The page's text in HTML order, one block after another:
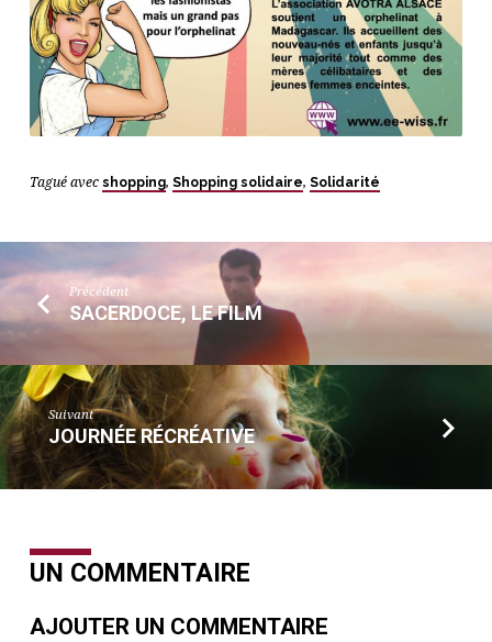
Tagué avec shopping, Shopping solidaire, Solidarité
Précédent
SACERDOCE, LE FILM
Suivant
JOURNÉE RÉCRÉATIVE
UN COMMENTAIRE
AJOUTER UN COMMENTAIRE